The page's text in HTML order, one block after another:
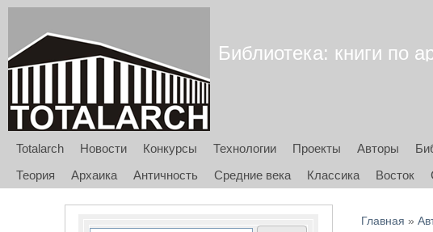
Библиотека: книги по
Totalarch Новости Конкурсы Технологии Проекты Авторы
Теория
Архаика Античность Средние века Классика Восток
Вы здесь
Главная »